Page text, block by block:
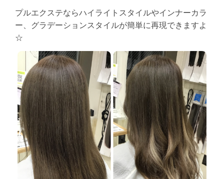
プルエクステならハイライトスタイルやインナーカラ
ー、グラデーションスタイルが簡単に再現できますよ
☆